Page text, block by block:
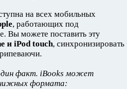
на всех мобильных
, работающих под
Вы можете поставить эту
и iPod touch, синхронизировать
факт. iBooks может
формата: